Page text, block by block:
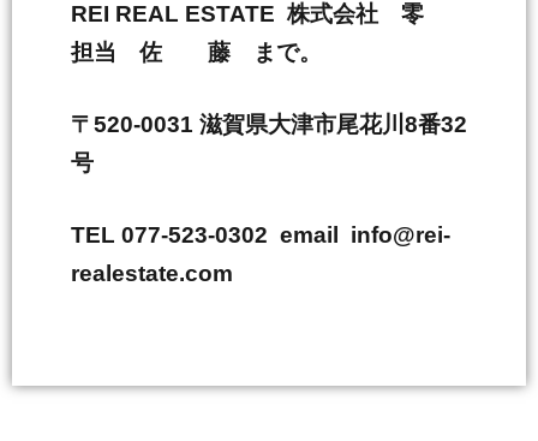
REI REAL ESTATE 株式会社 零
担当 佐 藤 まで。
〒520-0031 滋賀県大津市尾花川8番32
号
TEL 077-523-0302 email info@rei-
realestate.com